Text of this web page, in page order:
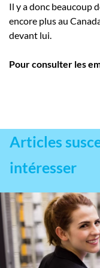
Il y a donc beaucoup
encore plus au
devant lui.
Pour consulter les
Articles
intéresser